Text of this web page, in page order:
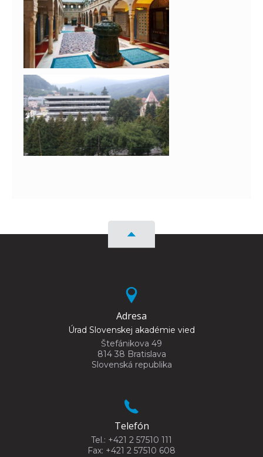
Adresa
Úrad Slovenskej akadémie vied
Štefánikova 49
814 38 Bratislava
Slovenská republika
Telefón
Tel.: +421 2 57510 111
Fax: +421 2 57510 608